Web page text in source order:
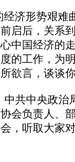
济形势艰难
启后，关系
中国经济的
的工作，为
欲言，谈谈
共中央政治
会负责人、
，听取大家